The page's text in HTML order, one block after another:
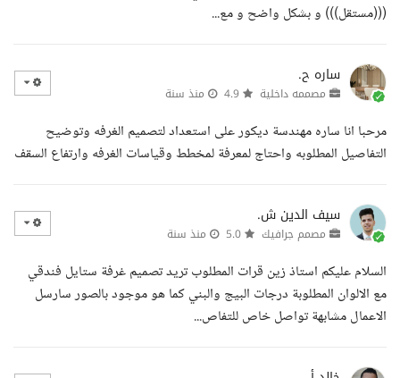
(((مستقل))) و بشكل واضح و مع...
ساره ح.
مصممه داخلية منذ سنة
مرحبا انا ساره مهندسة ديكور على استعداد لتصميم الغرفه وتوضيح
التفاصيل المطلوبه واحتاج لمعرفة لمخطط وقياسات الغرفه وارتفاع السقف
سيف الدين ش.
مصمم جرافيك منذ سنة
السلام عليكم استاذ زين قرات المطلوب تريد تصميم غرفة ستايل فندقي
مع الالوان المطلوبة درجات البيج والبني كما هو موجود بالصور سارسل
الاعمال مشابهة تواصل خاص للتفاص...